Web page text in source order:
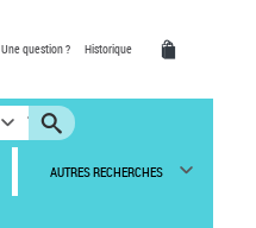
Une question ? Historique
AUTRES RECHERCHES